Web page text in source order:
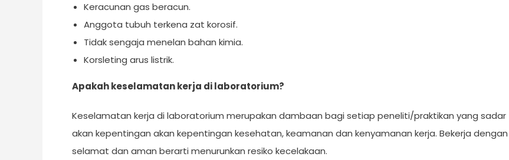
Keracunan gas beracun.
Anggota tubuh terkena zat korosif.
Tidak sengaja menelan bahan kimia.
Korsleting arus listrik.
Apakah keselamatan kerja di laboratorium?
Keselamatan kerja di laboratorium merupakan dambaan bagi setiap peneliti/praktikan yang sadar
akan kepentingan akan kepentingan kesehatan, keamanan dan kenyamanan kerja. Bekerja dengan
selamat dan aman berarti menurunkan resiko kecelakaan.